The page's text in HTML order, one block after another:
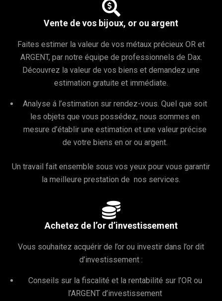

Vente de vos bijoux, or ou argent
Faites estimer la valeur de vos métaux précieux OR et
ARGENT, par notre équipe de professionnels de Dax.
Découvrez la valeur de vos biens et demandez une
estimation gratuite et immédiate.
Analyse á l’estimation sur rendez-vous. Quel que soit
les objets que vous possédez, nous sommes en
mesure d’établir une estimation et une valeur précise
de votre biens en or ou argent.
Un travail fait ensemble sous vos yeux pour vous garantir
la meilleure prestation de nos services.

Achetez de l’or d’investissement
Vous souhaitez acquérir de l’or ou investir dans l’or dit
d’investissement :
Conseils sur la fiscalité et la rentabilité sur l’OR ou
l’ARGENT d’investissement